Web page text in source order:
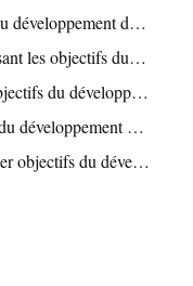
Savez-vous combien d’objectifs du développement durable (ODD) contient ce plan ?
Savez-vous quand le plan définissant les objectifs du développement durable (ODD) a été créé ?
Savez-vous qui a déterminé les objectifs du développement durable (ODD) ?
Connaissez-vous les 17 objectifs du développement durable (ODD) ?
Comment pouvons-nous contribuer objectifs du développement durable (ODD) ?